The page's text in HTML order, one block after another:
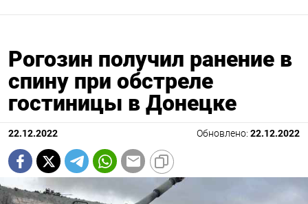
Рогозин получил ранение в
спину при обстреле
гостиницы в Донецке
22.12.2022 Обновлено: 22.12.2022